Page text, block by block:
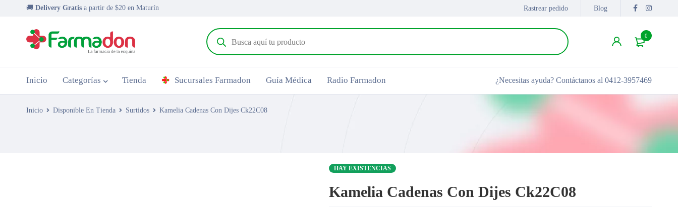
🚚 Delivery Gratis a partir de $20 en Maturín Rastrear pedido Blog
0
Inicio Categorías Tienda Sucursales Farmadon Guía Médica Radio Farmadon ¿Necesitas ayuda? Contáctanos al 0412-3957469
Inicio Disponible En Tienda Surtidos Kamelia Cadenas Con Dijes Ck22C08
HAY EXISTENCIAS
Kamelia Cadenas Con Dijes Ck22C08